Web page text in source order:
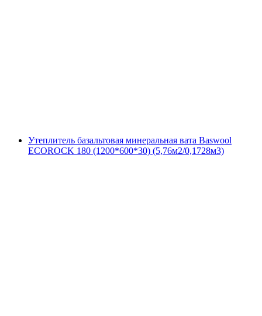
Утеплитель базальтовая минеральная вата Baswool
ECOROCK 180 (1200*600*30) (5,76м2/0,1728м3)